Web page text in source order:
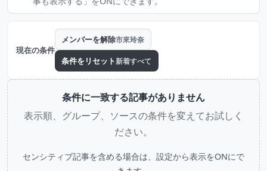
現在の条件
メンバーを解除市來玲奈
条件をリセット新着すべて
条件に一致する記事がありません
表示順、グループ、ソースの条件を変えてお試しく
ださい。
センシティブ記事を含める場合は、設定から表示をONにで